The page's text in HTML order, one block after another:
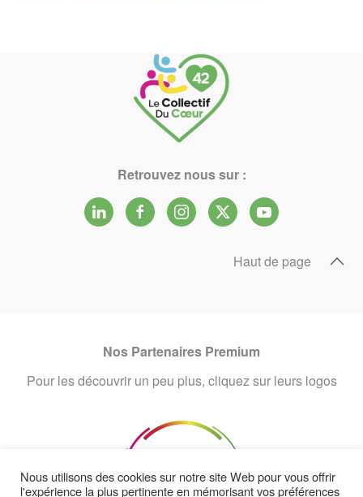
Retrouvez nous sur :
Haut de page
Nos Partenaires Premium
Pour les découvrir un peu plus, cliquez sur leurs logos
Nous utilisons des cookies sur notre site Web pour vous offrir
l'expérience la plus pertinente en mémorisant vos préférences